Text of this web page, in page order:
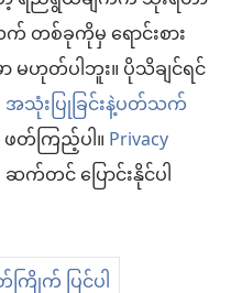
တစ်ခုကိုမှ ရောင်းစား
မဟုတ်ပါဘူး။ ပိုသိချင်ရင်
း အသုံးပြုခြင်းနဲ့ပတ်သက်
ဖတ်ကြည့်ပါ။Privacy
ဆက်တင် ပြောင်းနိုင်ပါ
ြိုက် ပြင်ပါ
Tract Society of Pennsylvania.